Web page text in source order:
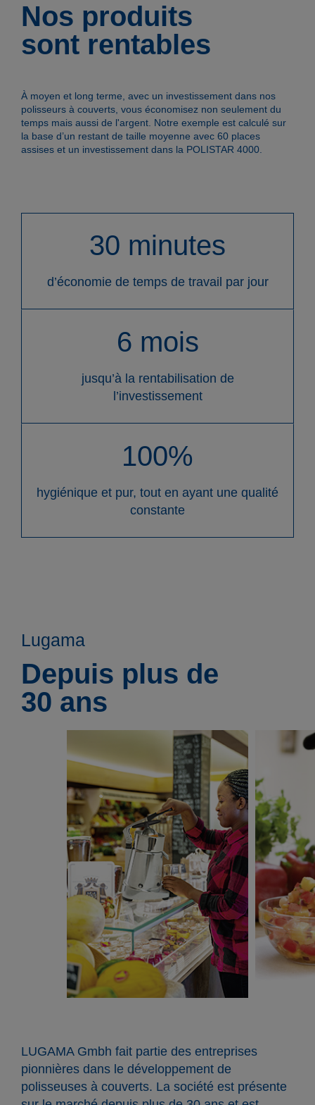
Fonctionnement
Entreprises
Contact
DE EN
Nos produits
sont rentables
À moyen et long terme, avec un investissement dans nos
polisseurs à couverts, vous économisez non seulement du
temps mais aussi de l'argent. Notre exemple est calculé sur
la base d’un restant de taille moyenne avec 60 places
assises et un investissement dans la POLISTAR 4000.
30 minutes
d’économie de temps de travail par jour
6 mois
jusqu’à la rentabilisation de
l’investissement
100%
hygiénique et pur, tout en ayant une qualité
constante
Lugama
Depuis plus de
30 ans
LUGAMA Gmbh fait partie des entreprises
pionnières dans le développement de
polisseuses à couverts. La société est présente